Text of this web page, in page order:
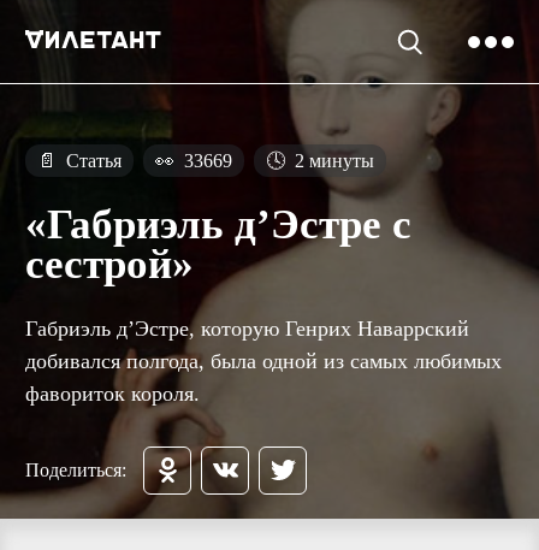
📄 Статья 👀 33669 🕓 2 минуты
«Габриэль д’Эстре с
сестрой»
Габриэль д’Эстре, которую Генрих Наваррский
добивался полгода, была одной из самых любимых
фавориток короля.
Поделиться: